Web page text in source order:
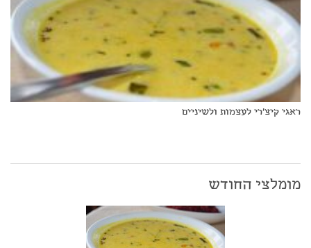
ראגי קיצ'רי לעצמות ולשיניים
מומלצי החודש